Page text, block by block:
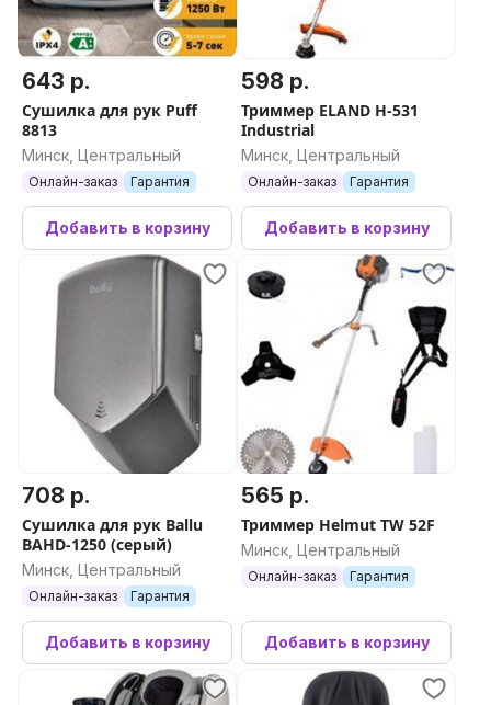
643 р.
Сушилка для рук Puff
8813
Минск, Центральный
Онлайн-заказ Гарантия
Добавить в корзину
598 р.
Триммер ELAND H-531
Industrial
Минск, Центральный
Онлайн-заказ Гарантия
Добавить в корзину
708 р.
Сушилка для рук Ballu
BAHD-1250 (серый)
Минск, Центральный
Онлайн-заказ Гарантия
Добавить в корзину
565 р.
Триммер Helmut TW 52F
Минск, Центральный
Онлайн-заказ Гарантия
Добавить в корзину